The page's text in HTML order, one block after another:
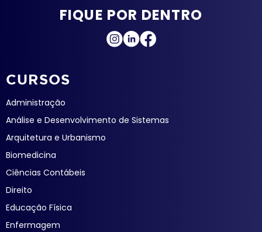
FIQUE POR DENTRO
CURSOS
Administração
Análise e Desenvolvimento de Sistemas
Arquitetura e Urbanismo
Biomedicina
Ciências Contábeis
Direito
Educação Física
Enfermagem